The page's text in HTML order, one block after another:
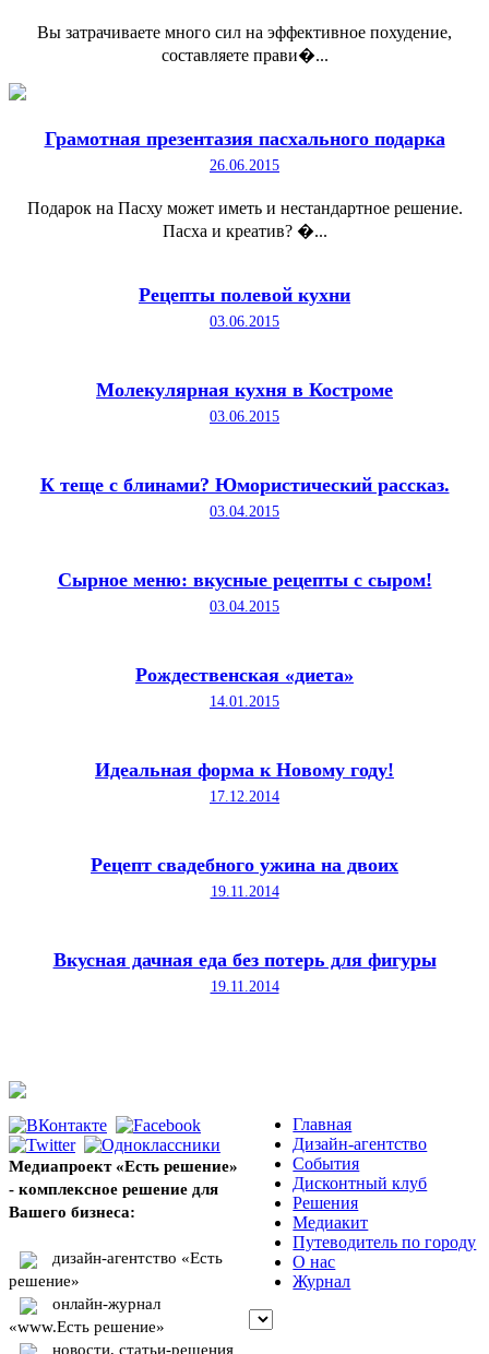
Вы затрачиваете много сил на эффективное похудение,
составляете прави�...
Грамотная презентазия пасхального подарка
26.06.2015
Подарок на Пасху может иметь и нестандартное решение.
Пасха и креатив? �...
Рецепты полевой кухни
03.06.2015
Молекулярная кухня в Костроме
03.06.2015
К теще с блинами? Юмористический рассказ.
03.04.2015
Сырное меню: вкусные рецепты с сыром!
03.04.2015
Рождественская «диета»
14.01.2015
Идеальная форма к Новому году!
17.12.2014
Рецепт свадебного ужина на двоих
19.11.2014
Вкусная дачная еда без потерь для фигуры
19.11.2014
Медиапроект «Есть решение»
- комплексное решение для
Вашего бизнеса:
дизайн-агентство «Есть
решение»
онлайн-журнал
«www.Есть решение»
новости, статьи-решения
Главная
Дизайн-агентство
События
Дисконтный клуб
Решения
Медиакит
Путеводитель по городу
О нас
Журнал